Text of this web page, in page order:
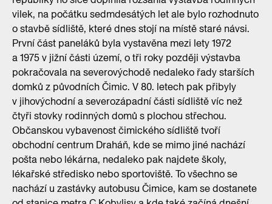
vilek, na počátku sedmdesátých let ale bylo rozhodnuto
o stavbě sídliště, které dnes stojí na místě staré návsi.
První část paneláků byla vystavěna mezi lety 1972
a 1975 v jižní části území, o tři roky později výstavba
pokračovala na severovýchodě nedaleko řady starších
domků z původních Čimic. V 80. letech pak přibyly
v jihovýchodní a severozápadní části sídliště víc než
čtyři stovky rodinných domů s plochou střechou.
Občanskou vybavenost čimického sídliště tvoří
obchodní centrum Draháň, kde se mimo jiné nachází
pošta nebo lékárna, nedaleko pak najdete školy,
lékařské středisko nebo sportoviště. To všechno se
nachází u zastávky autobusu Čimice, kam se dostanete